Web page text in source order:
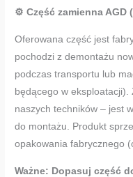
⚙️ Część zamienna AGD
Oferowana część jest
pochodzi z demontażu
podczas transportu lub
będącego w eksploatacji).
naszych techników – jest
do montażu. Produkt
opakowania fabrycznego
Ważne: Dopasuj część